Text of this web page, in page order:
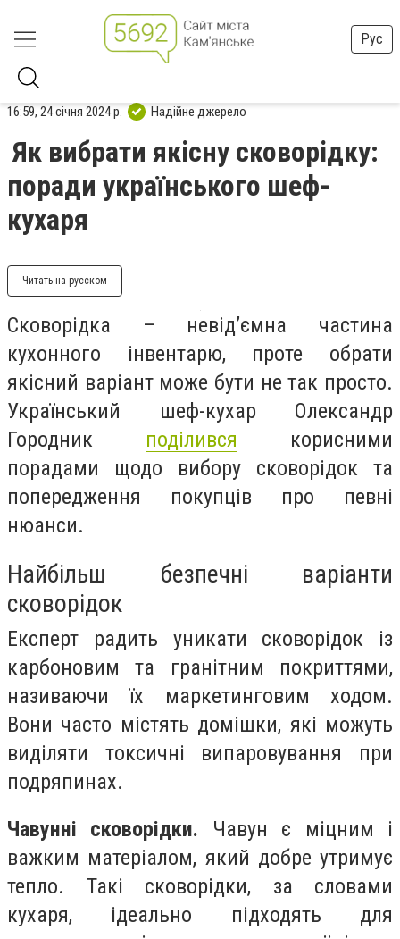
Рус
16:59, 24 січня 2024 р. Надійне джерело
Як вибрати якісну сковорідку:
поради українського шеф-
кухаря
Читать на русском
Сковорідка – невід’ємна частина
кухонного інвентарю, проте обрати
якісний варіант може бути не так просто.
Український шеф-кухар Олександр
Городник поділився корисними
порадами щодо вибору сковорідок та
попередження покупців про певні
нюанси.
Найбільш безпечні варіанти
сковорідок
Експерт радить уникати сковорідок із
карбоновим та гранітним покриттями,
називаючи їх маркетинговим ходом.
Вони часто містять домішки, які можуть
виділяти токсичні випаровування при
подряпинах.
Чавунні сковорідки. Чавун є міцним і
важким матеріалом, який добре утримує
тепло. Такі сковорідки, за словами
кухаря, ідеально підходять для